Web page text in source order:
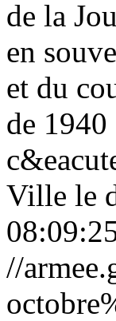
de la
en
et du
de
Ville le
//